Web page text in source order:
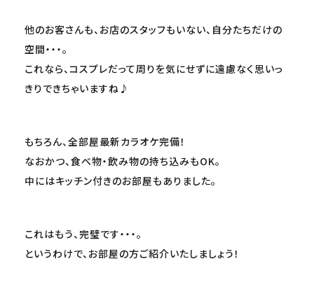
他のお客さんも、お店のスタッフもいない、自分たちだけの
空間・・・。
これなら、コスプレだって周りを気にせずに遠慮なく思いっ
きりできちゃいますね♪
もちろん、全部屋最新カラオケ完備！
なおかつ、食べ物・飲み物の持ち込みもOK。
中にはキッチン付きのお部屋もありました。
これはもう、完璧です・・・。
というわけで、お部屋の方ご紹介いたしましょう！